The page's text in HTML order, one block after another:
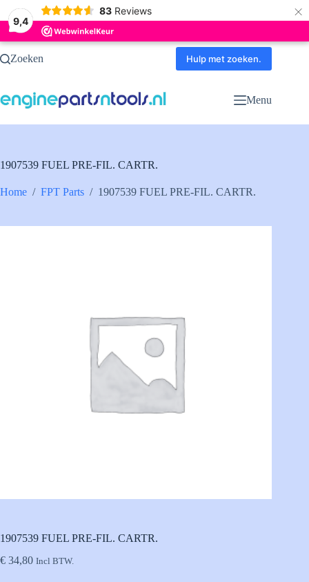
9,4
83 Reviews ×
Ga
naarZoeken Hulp met zoeken.
Menu
1907539 FUEL PRE-FIL. CARTR.
Home / FPT Parts / 1907539 FUEL PRE-FIL. CARTR.
1907539 FUEL PRE-FIL. CARTR.
€ 34,80 Incl BTW.